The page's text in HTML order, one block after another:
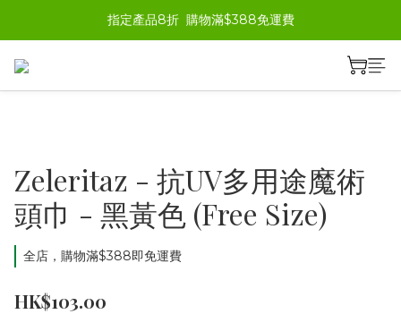
指定產品8折  購物滿$388免運費
Zeleritaz - 抗UV多用途魔術
頭巾 - 黑黃色 (Free Size)
全店，購物滿$388即免運費
HK$103.00